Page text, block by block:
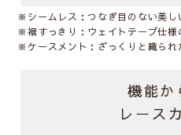
※シームレス：つなぎ目のない美し
※裾すっきり：ウェイトテープ仕様
※ケースメント：ざっくりと織られ
機能か
レース